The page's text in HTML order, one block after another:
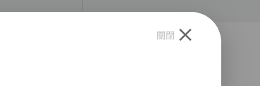
關閉